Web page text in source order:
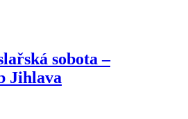
sobota –
Jihlava